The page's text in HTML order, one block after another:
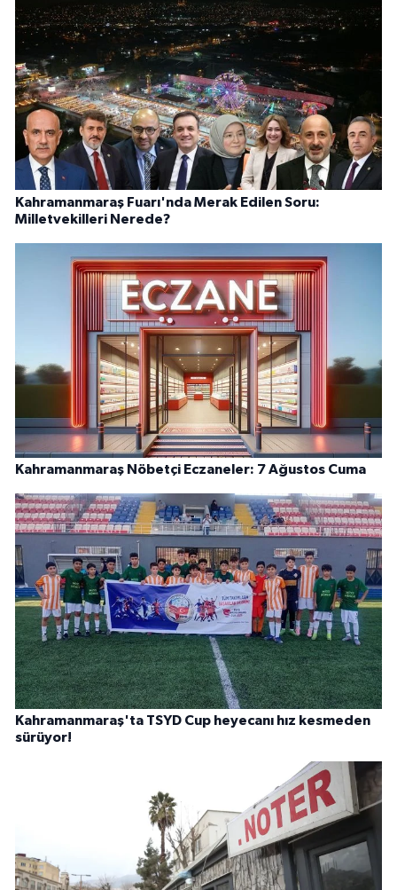
Kahramanmaraş Fuarı'nda Merak Edilen Soru:
Milletvekilleri Nerede?
Kahramanmaraş Nöbetçi Eczaneler: 7 Ağustos Cuma
Kahramanmaraş'ta TSYD Cup heyecanı hız kesmeden
sürüyor!